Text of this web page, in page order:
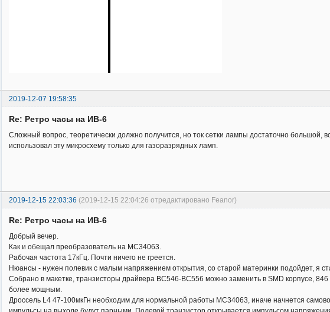
2019-12-07 19:58:35
Re: Ретро часы на ИВ-6
Сложный вопрос, теоретически должно получится, но ток сетки лампы достаточно большой,
использовал эту микросхему только для газоразрядных ламп.
2019-12-15 22:03:36 (2019-12-15 22:04:26 отредактировано Feanor)
Re: Ретро часы на ИВ-6
Добрый вечер.
Как и обещал преобразователь на MC34063.
Рабочая частота 17кГц. Почти ничего не греется.
Нюансы - нужен полевик с малым напряжением открытия, со старой материнки подойдет, я
Собрано в макетке, транзисторы драйвера BC546-BC556 можно заменить в SMD корпусе,
более мощным.
Дроссель L4 47-100мкГн необходим для нормальной работы MC34063, иначе начнется